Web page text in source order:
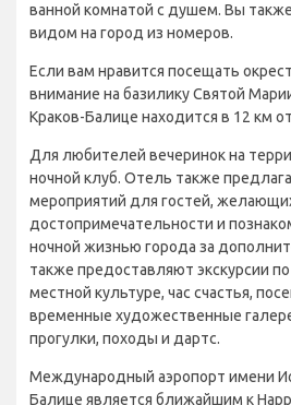
ванной комнатой с душем. Вы
видом на город из номеров.
Если вам нравится посещать
внимание на базилику Святой
Краков-Балице находится в 12 км
Для любителей вечеринок на
ночной клуб. Отель также
мероприятий для гостей,
достопримечательности и
ночной жизнью города за
также предоставляют экскурсии
местной культуре, час счастья,
временные художественные
прогулки, походы и дартс.
Международный аэропорт имени
Балице является ближайшим к